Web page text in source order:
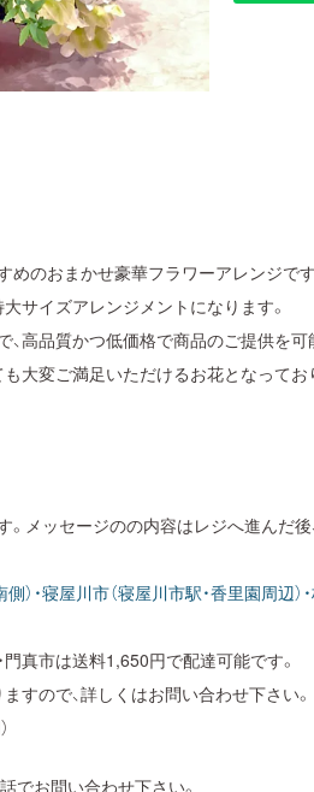
めのおまかせ豪華フラワーアレンジです
サイズアレンジメントになります。
高品質かつ低価格で商品のご提供を可
大変ご満足いただけるお花となってお
メッセージのの内容はレジへ進んだ後
・寝屋川市（寝屋川市駅・香里園周辺）
門真市は送料1,650円で配達可能です。
すので、詳しくはお問い合わせ下さい。
でお問い合わせ下さい。